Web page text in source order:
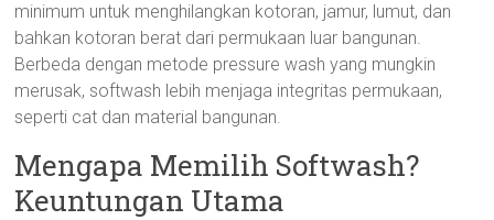
minimum untuk menghilangkan kotoran, jamur, lumut, dan
bahkan kotoran berat dari permukaan luar bangunan.
Berbeda dengan metode pressure wash yang mungkin
merusak, softwash lebih menjaga integritas permukaan,
seperti cat dan material bangunan.
Mengapa Memilih Softwash?
Keuntungan Utama